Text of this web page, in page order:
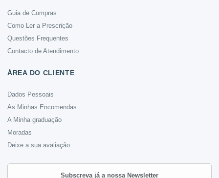
Guia de Compras
Como Ler a Prescrição
Questões Frequentes
Contacto de Atendimento
ÁREA DO CLIENTE
Dados Pessoais
As Minhas Encomendas
A Minha graduação
Moradas
Deixe a sua avaliação
Subscreva já a nossa Newsletter